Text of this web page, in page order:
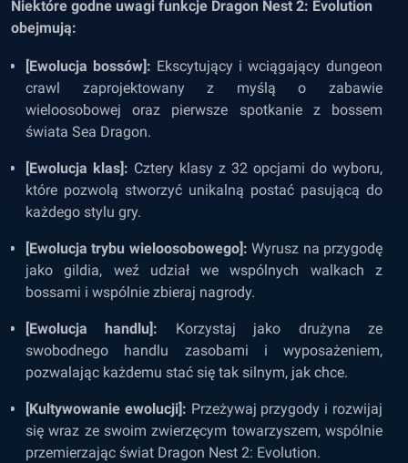
Niektóre godne uwagi funkcje Dragon Nest 2: Evolution
obejmują:
[Ewolucja bossów]: Ekscytujący i wciągający dungeon
crawl zaprojektowany z myślą o zabawie
wieloosobowej oraz pierwsze spotkanie z bossem
świata Sea Dragon.
[Ewolucja klas]: Cztery klasy z 32 opcjami do wyboru,
które pozwolą stworzyć unikalną postać pasującą do
każdego stylu gry.
[Ewolucja trybu wieloosobowego]: Wyrusz na przygodę
jako gildia, weź udział we wspólnych walkach z
bossami i wspólnie zbieraj nagrody.
[Ewolucja handlu]: Korzystaj jako drużyna ze
swobodnego handlu zasobami i wyposażeniem,
pozwalając każdemu stać się tak silnym, jak chce.
[Kultywowanie ewolucji]: Przeżywaj przygody i rozwijaj
się wraz ze swoim zwierzęcym towarzyszem, wspólnie
przemierzając świat Dragon Nest 2: Evolution.